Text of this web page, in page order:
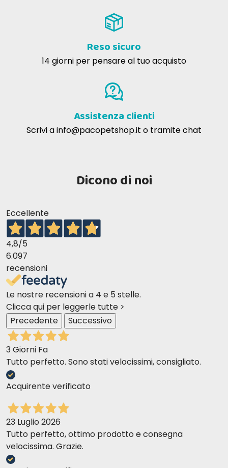
Reso sicuro
14 giorni per pensare al tuo acquisto
Assistenza clienti
Scrivi ainfo@pacopetshop.it o tramite chat
Dicono di noi
Eccellente
4,8/5
6.097
recensioni
Le nostre recensioni a 4 e 5 stelle.
Clicca qui per leggerle tutte >
Precedente
Successivo
3 Giorni Fa
Tutto perfetto. Sono stati velocissimi, consigliato.
Acquirente verificato
23 Luglio 2026
Tutto perfetto, ottimo prodotto e consegna
velocissima. Grazie.